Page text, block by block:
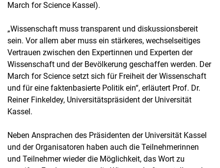
March for Science Kassel).
„Wissenschaft muss transparent und diskussionsbereit
sein. Vor allem aber muss ein stärkeres, wechselseitiges
Vertrauen zwischen den Expertinnen und Experten der
Wissenschaft und der Bevölkerung geschaffen werden. Der
March for Science setzt sich für Freiheit der Wissenschaft
und für eine faktenbasierte Politik ein“, erläutert Prof. Dr.
Reiner Finkeldey, Universitätspräsident der Universität
Kassel.
Neben Ansprachen des Präsidenten der Universität Kassel
und der Organisatoren haben auch die Teilnehmerinnen
und Teilnehmer wieder die Möglichkeit, das Wort zu